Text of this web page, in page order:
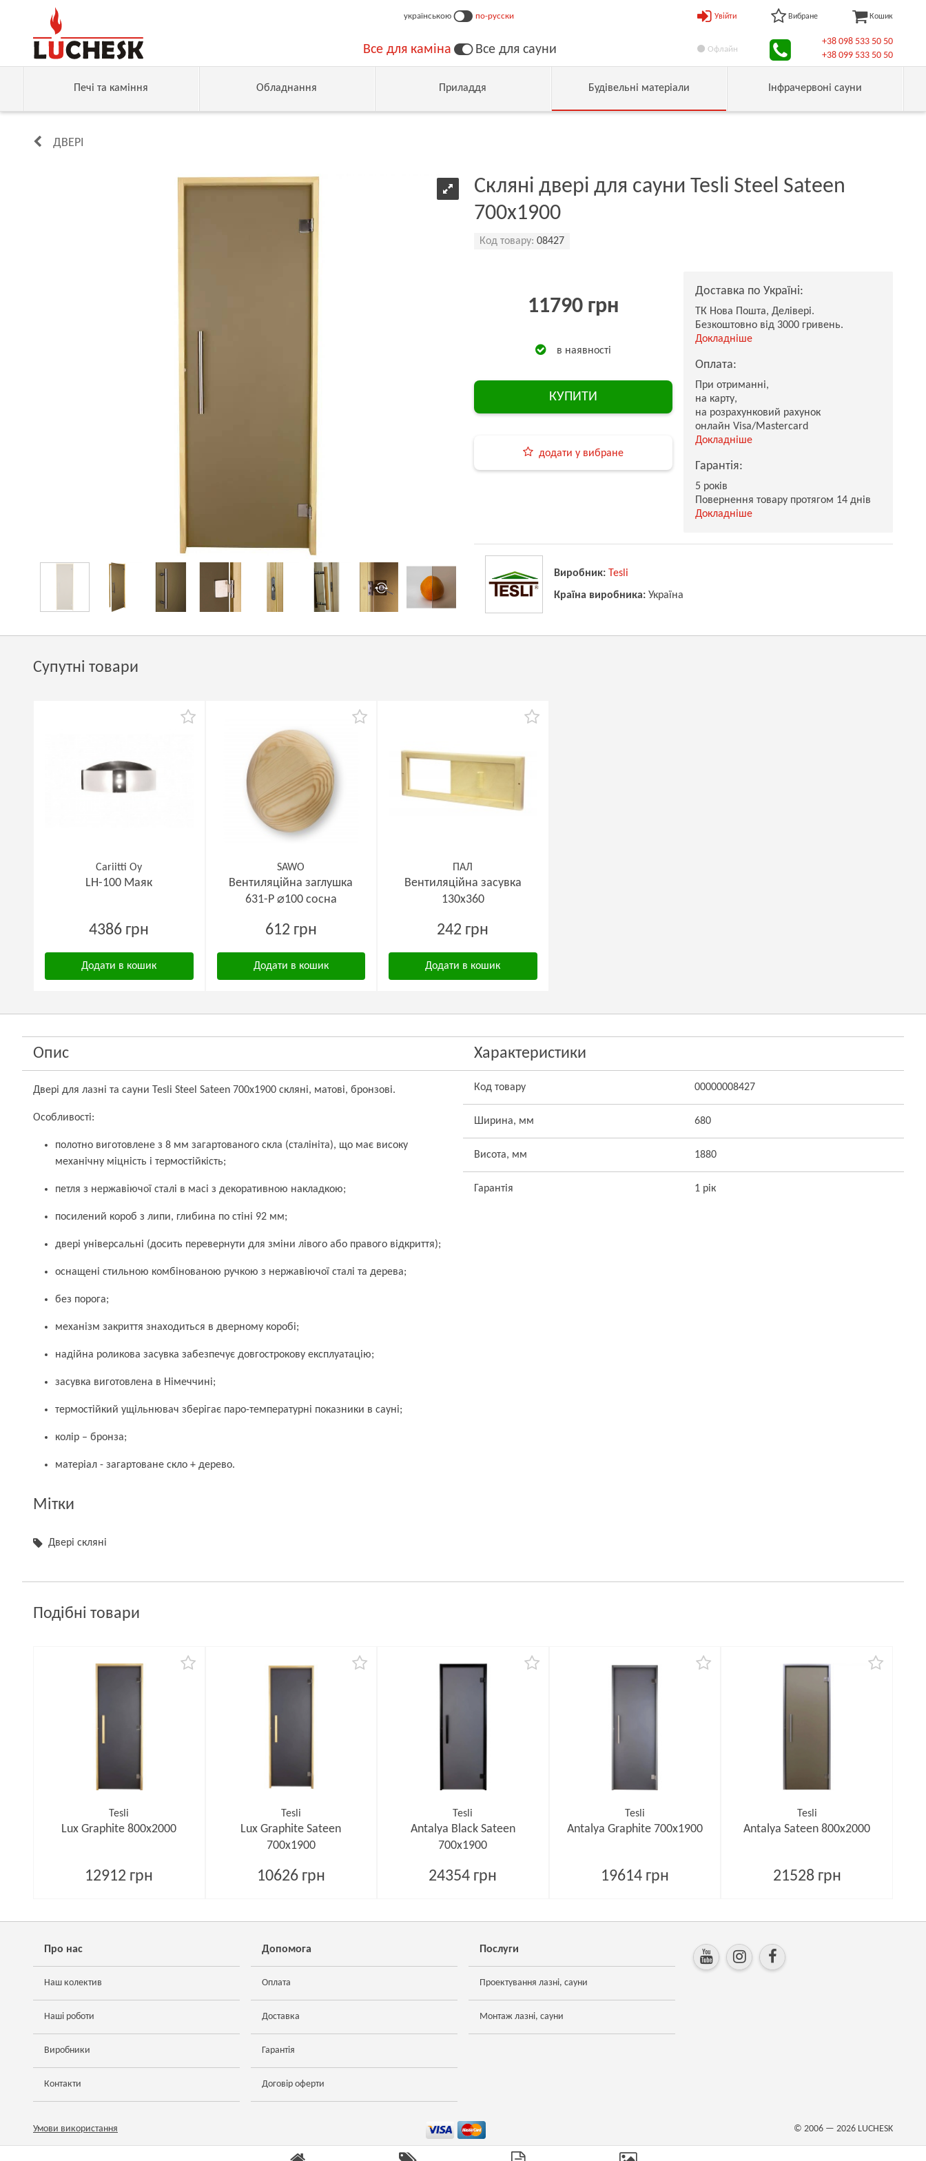
українською по-русски
Все для каміна Все для сауни
Увійти Вибране Кошик
Офлайн
+38 098 533 50 50
+38 099 533 50 50
Печі та каміння Обладнання Приладдя Будівельні матеріали Інфрачервоні сауни
ДВЕРІ
Скляні двері для сауни Tesli Steel Sateen
700х1900
Код товару: 08427
11790 грн
в наявності
КУПИТИ
додати у вибране
Доставка по Україні:
ТК Нова Пошта, Делівері.
Безкоштовно від 3000 гривень.
Докладніше
Оплата:
При отриманні,
на карту,
на розрахунковий рахунок
онлайн Visa/Mastercard
Докладніше
Гарантія:
5 років
Повернення товару протягом 14 днів
Докладніше
Виробник: Tesli
Країна виробника: Україна
Супутні товари
Cariitti Oy
LH-100 Маяк
4386 грн
Додати в кошик
SAWO
Вентиляційна заглушка
631-P ⌀100 сосна
612 грн
Додати в кошик
ПАЛ
Вентиляційна засувка
130х360
242 грн
Додати в кошик
Опис
Двері для лазні та сауни Tesli Steel Sateen 700х1900 скляні, матові, бронзові.
Особливості:
полотно виготовлене з 8 мм загартованого скла (сталініта), що має високу
механічну міцність і термостійкість;
петля з нержавіючої сталі в масі з декоративною накладкою;
посилений короб з липи, глибина по стіні 92 мм;
двері універсальні (досить перевернути для зміни лівого або правого відкриття);
оснащені стильною комбінованою ручкою з нержавіючої сталі та дерева;
без порога;
механізм закриття знаходиться в дверному коробі;
надійна роликова засувка забезпечує довгострокову експлуатацію;
засувка виготовлена в Німеччині;
термостійкий ущільнювач зберігає паро-температурні показники в сауні;
колір – бронза;
матеріал - загартоване скло + дерево.
Мітки
Двері скляні
Характеристики
Код товару 00000008427
Ширина, мм 680
Висота, мм 1880
Гарантія 1 рік
Подібні товари
Tesli
Lux Graphite 800х2000
12912 грн
Tesli
Lux Graphite Sateen
700х1900
10626 грн
Tesli
Antalya Black Sateen
700х1900
24354 грн
Tesli
Antalya Graphite 700х1900
19614 грн
Tesli
Antalya Sateen 800х2000
21528 грн
Про нас
Наш колектив
Наші роботи
Виробники
Контакти
Допомога
Оплата
Доставка
Гарантія
Договір оферти
Послуги
Проектування лазні, сауни
Монтаж лазні, сауни
Умови використання © 2006 — 2026 LUCHESK